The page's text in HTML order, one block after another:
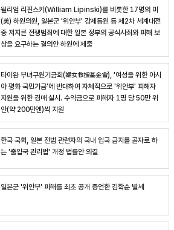
윌리엄 리핀스키(William Lipinski)를 비롯한 17명의 미
(美) 하원의원, 일본군 '위안부' 강제동원 등 제2차 세계대전
중 저지른 전쟁범죄에 대한 일본 정부의 공식사죄와 피해 보
상을 요구하는 결의안 하원에 제출
타이완 부녀구원기금회(婦女救援基金會), '여성을 위한 아시
아 평화 국민기금'에 반대하여 자체적으로 '위안부' 피해자
지원을 위한 경매 실시. 수익금으로 피해자 1명 당 50만 위
안(약 200만엔)씩 지원
한국 국회, 일본 전범 관련자의 국내 입국 금지를 골자로 하
는 '출입국 관리법' 개정 법률안 의결
일본군 '위안부' 피해를 최초 공개 증언한 김학순 별세